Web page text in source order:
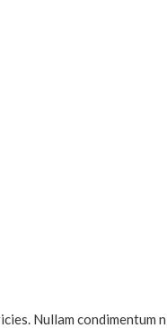
Nullam condimentum